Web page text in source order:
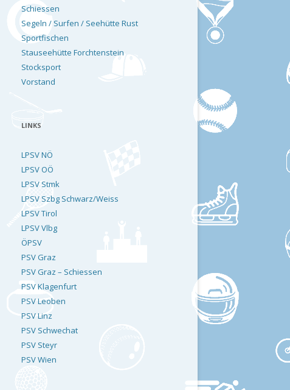
Schiessen
Segeln / Surfen / Seehütte Rust
Sportfischen
Stauseehütte Forchtenstein
Stocksport
Vorstand
LINKS
LPSV NÖ
LPSV OÖ
LPSV Stmk
LPSV Szbg Schwarz/Weiss
LPSV Tirol
LPSV Vlbg
ÖPSV
PSV Graz
PSV Graz – Schiessen
PSV Klagenfurt
PSV Leoben
PSV Linz
PSV Schwechat
PSV Steyr
PSV Wien